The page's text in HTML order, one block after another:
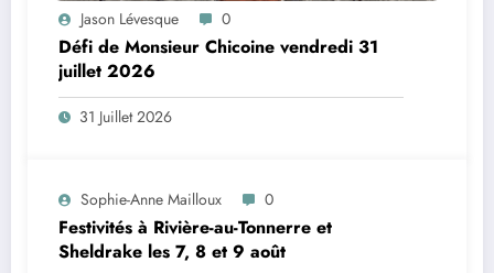
Jason Lévesque 0
Défi de Monsieur Chicoine vendredi 31
juillet 2026
31 Juillet 2026
Sophie-Anne Mailloux 0
Festivités à Rivière-au-Tonnerre et
Sheldrake les 7, 8 et 9 août